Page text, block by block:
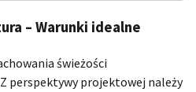
– Warunki idealne
świeżości
perspektywy projektowej należy